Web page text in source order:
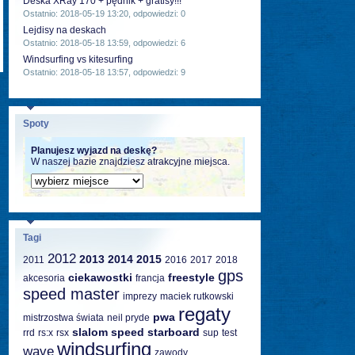
Ostatnio: 2018-05-19 13:20, odpowiedzi: 0
Lejdisy na deskach
Ostatnio: 2018-05-18 13:59, odpowiedzi: 6
Windsurfing vs kitesurfing
Ostatnio: 2018-05-18 13:57, odpowiedzi: 9
Spoty
Planujesz wyjazd na deskę?
W naszej bazie znajdziesz atrakcyjne miejsca.
Tagi
2011 2012 2013 2014 2015 2016 2017 2018
akcesoria ciekawostki francja freestyle gps
speed master imprezy maciek rutkowski
mistrzostwa świata neil pryde pwa regaty
rrd rs:x rsx slalom speed starboard sup test
wave windsurfing zawody